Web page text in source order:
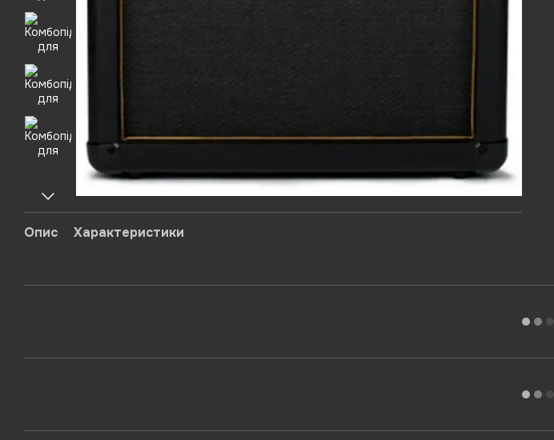
Опис Характеристики